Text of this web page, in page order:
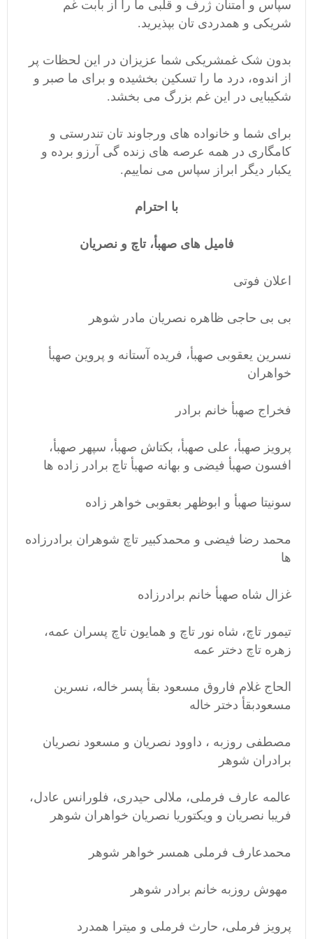
سپاس و امتنان ژرف و قلبی ما را از بابت غم
شریکی و همدردی تان بپذیرید.
بدون شک غمشریکی شما عزیزان در این لحظات پر
از اندوه، درد ما را تسکین بخشیده و برای ما صبر و
شکیبایی در این غم بزرگ می بخشد.
برای شما و خانواده های ورجاوند تان تندرستی و
کامگاری در همه عرصه های زنده گی آرزو برده و
یکبار دیگر ابراز سپاس می نماییم.
با احترام
فامیل های صهبأ، تاچ و نصریان
اعلان فوتی
بی بی حاجی ظاهره نصریان مادر شوهر
نسرین یعقوبی صهبأ، فریده آستانه و پروین صهبأ
خواهران
فخراج صهبأ خانم برادر
پرویز صهبأ، علی صهبأ، بکتاش صهبأ، سپهر صهبأ،
افسون صهبأ فیضی و بهانه صهبأ تاچ برادر زاده ها
سونیتا صهبأ و ابوظهر بعقوبی خواهر زاده
محمد رضا فیضی و محمدکبیر تاچ شوهران برادرزاده
ها
غزال شاه صهبأ خانم برادرزاده
تیمور تاچ، شاه نور تاچ و همایون تاچ پسران عمه،
زهره تاچ دختر عمه
الحاج غلام فاروق مسعود بقأ پسر خاله، نسرین
مسعودبقأ دختر خاله
مصطفی روزبه ، داوود نصریان و مسعود نصریان
برادران شوهر
عالمه عارف فرملی، ملالی حیدری، فلورانس عادل،
فریبا نصریان و ویکتوریا نصریان خواهران شوهر
محمدعارف فرملی همسر خواهر شوهر
مهوش روزبه خانم برادر شوهر
پرویز فرملی، حارث فرملی و میترا همدرد